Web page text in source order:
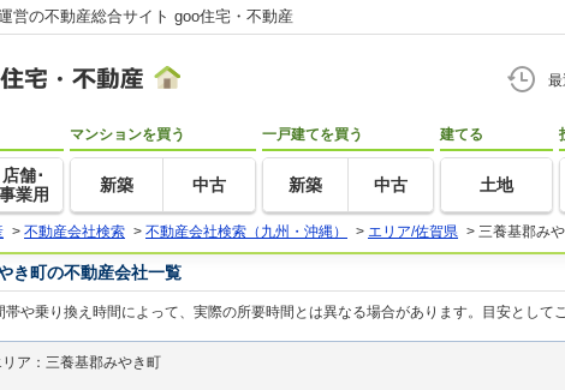
営の不動産総合サイト goo住宅・不動産
店舗･
事業用
マンションを買う
新築 中古
一戸建てを買う
新築 中古
建てる
土地
> 不動産会社検索 > 不動産会社検索（九州・沖縄） > エリア/佐賀県 > 三養基郡み
き町の不動産会社一覧
や乗り換え時間によって、実際の所要時間とは異なる場合があります。目安として
リア：三養基郡みやき町